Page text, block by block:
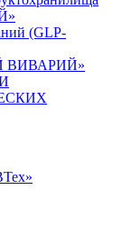
(GLP-
ВИВАРИЙ»